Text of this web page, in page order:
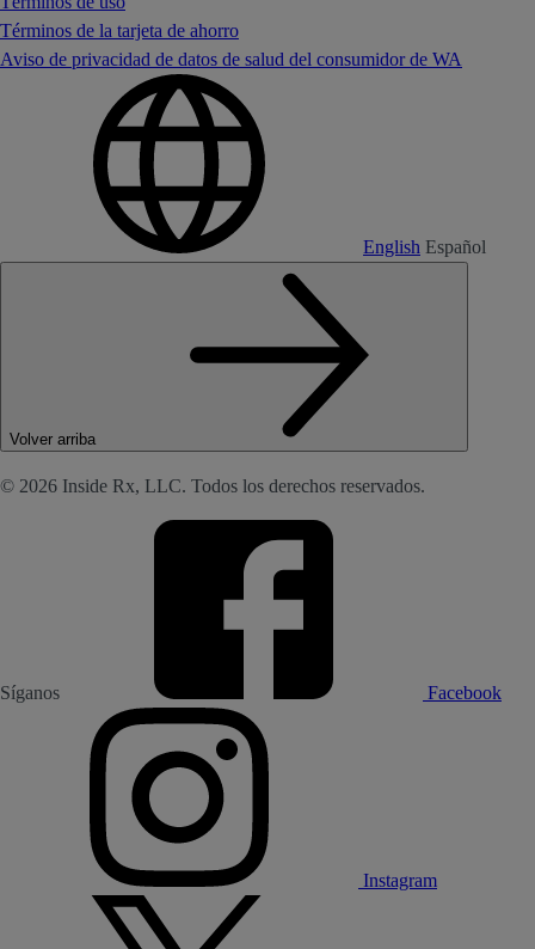
Términos de la tarjeta de ahorro
Aviso de privacidad de datos de salud del consumidor de WA
English Español
Volver arriba
© 2026 Inside Rx, LLC. Todos los derechos reservados.
Síganos Facebook
Instagram